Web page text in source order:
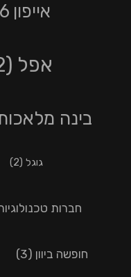
אייפון 16
אפל (12)
בינה
גוגל (2)
חברות
חופשה ביוון (3)